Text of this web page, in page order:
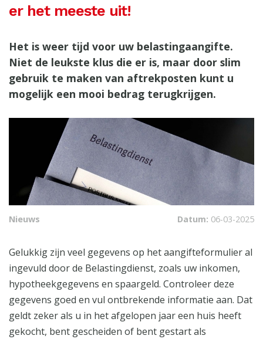
er het meeste uit!
Het is weer tijd voor uw belastingaangifte.
Niet de leukste klus die er is, maar door slim
gebruik te maken van aftrekposten kunt u
mogelijk een mooi bedrag terugkrijgen.
Nieuws Datum: 06-03-2025
Gelukkig zijn veel gegevens op het aangifteformulier al
ingevuld door de Belastingdienst, zoals uw inkomen,
hypotheekgegevens en spaargeld. Controleer deze
gegevens goed en vul ontbrekende informatie aan. Dat
geldt zeker als u in het afgelopen jaar een huis heeft
gekocht, bent gescheiden of bent gestart als